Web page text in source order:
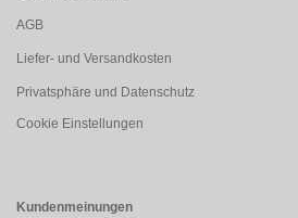
AGB
Liefer- und Versandkosten
Privatsphäre und Datenschutz
Cookie Einstellungen
Kundenmeinungen